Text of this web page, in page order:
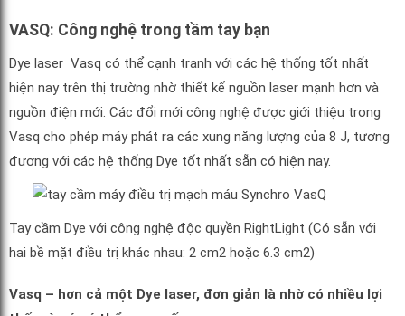
VASQ: Công nghệ trong tầm tay bạn
Dye laser Vasq có thể cạnh tranh với các hệ thống tốt nhất
hiện nay trên thị trường nhờ thiết kế nguồn laser mạnh hơn và
nguồn điện mới. Các đổi mới công nghệ được giới thiệu trong
Vasq cho phép máy phát ra các xung năng lượng của 8 J, tương
đương với các hệ thống Dye tốt nhất sẵn có hiện nay.
Tay cầm Dye với công nghệ độc quyền RightLight (Có sẵn với
hai bề mặt điều trị khác nhau: 2 cm2 hoặc 6.3 cm2)
Vasq – hơn cả một Dye laser, đơn giản là nhờ có nhiều lợi